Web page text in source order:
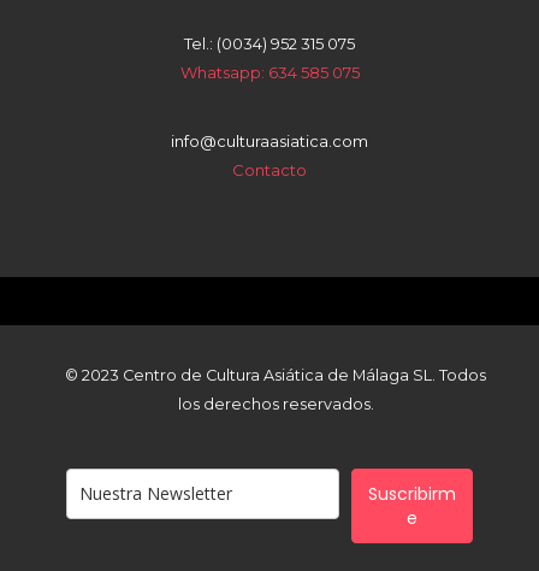
Tel.: (0034) 952 315 075
Whatsapp: 634 585 075
info@culturaasiatica.com
Contacto
© 2023 Centro de Cultura Asiática de Málaga SL. Todos
los derechos reservados.
Suscribirm
e